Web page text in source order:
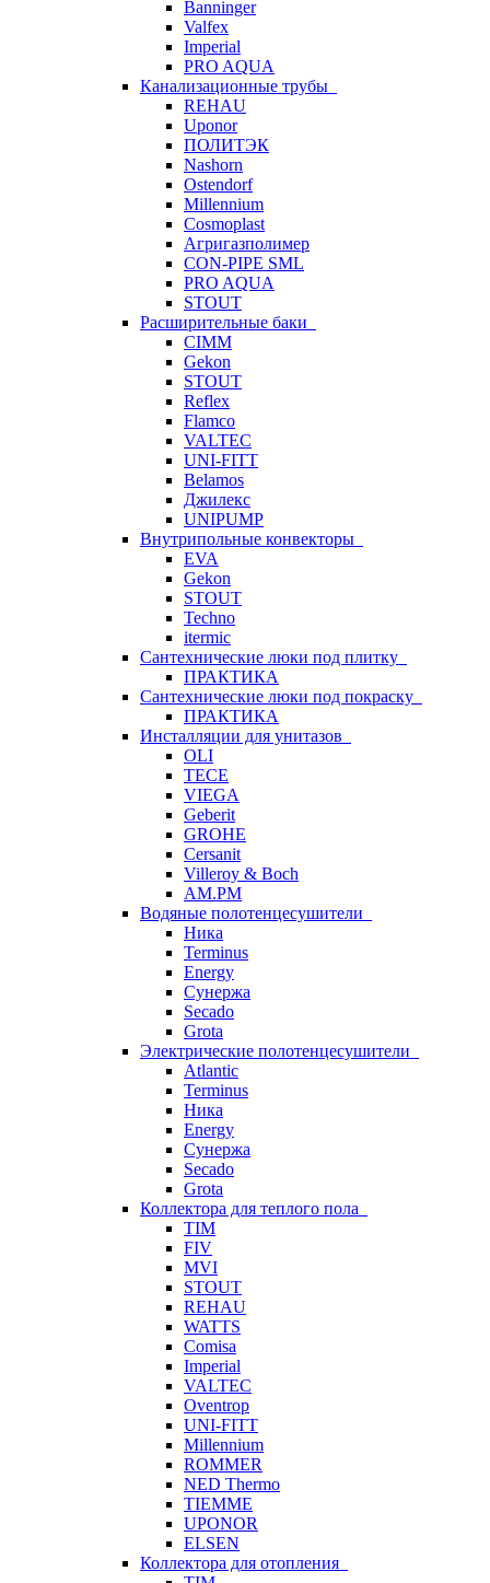
Banninger
Valfex
Imperial
PRO AQUA
Канализационные трубы
REHAU
Uponor
ПОЛИТЭК
Nashorn
Ostendorf
Millennium
Cosmoplast
Агригазполимер
CON-PIPE SML
PRO AQUA
STOUT
Расширительные баки
CIMM
Gekon
STOUT
Reflex
Flamco
VALTEC
UNI-FITT
Belamos
Джилекс
UNIPUMP
Внутрипольные конвекторы
EVA
Gekon
STOUT
Techno
itermic
Сантехнические люки под плитку
ПРАКТИКА
Сантехнические люки под покраску
ПРАКТИКА
Инсталляции для унитазов
OLI
TECE
VIEGA
Geberit
GROHE
Cersanit
Villeroy & Boch
AM.PM
Водяные полотенцесушители
Ника
Terminus
Energy
Сунержа
Secado
Grota
Электрические полотенцесушители
Atlantic
Terminus
Ника
Energy
Сунержа
Secado
Grota
Коллектора для теплого пола
TIM
FIV
MVI
STOUT
REHAU
WATTS
Comisa
Imperial
VALTEC
Oventrop
UNI-FITT
Millennium
ROMMER
NED Thermo
TIEMME
UPONOR
ELSEN
Коллектора для отопления